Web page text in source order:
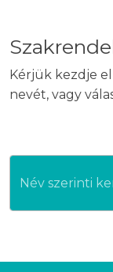
Kérjük kezdje
nevét, vagy